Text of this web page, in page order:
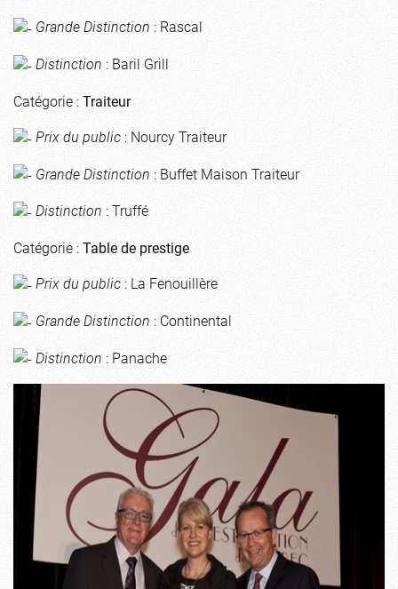
Grande Distinction: Rascal
Distinction: Baril Grill
Catégorie :Traiteur
Prix du public: Nourcy Traiteur
Grande Distinction: Buffet Maison Traiteur
Distinction : Truffé
Catégorie :Table de prestige
Prix du public: La Fenouillère
Grande Distinction: Continental
Distinction: Panache